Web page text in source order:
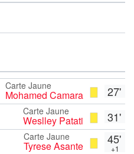
27'
Carte Jaune
Mohamed Camara
31'
Carte Jaune
Weslley Patati
45'
+1
Carte Jaune
Tyrese Asante